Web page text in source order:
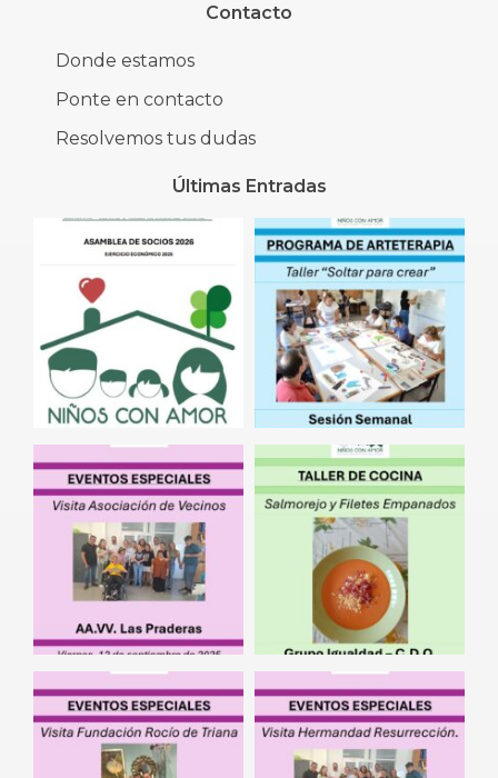
Contacto
Donde estamos
Ponte en contacto
Resolvemos tus dudas
Últimas Entradas